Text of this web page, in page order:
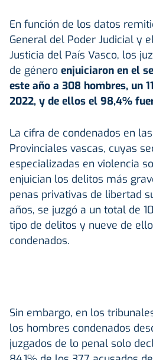
En función de los datos
General del Poder Judicial y
Justicia del País Vasco, los
de género enjuiciaron en el
este año a 308 hombres, un
2022, y de ellos el 98,4%
La cifra de condenados en
Provinciales vascas, cuyas
especializadas en violencia
enjuician los delitos más
penas privativas de libertad
años, se juzgó a un total de
tipo de delitos y nueve de
condenados.
Sin embargo, en los
los hombres condenados
juzgados de lo penal solo